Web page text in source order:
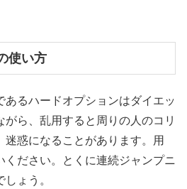
使い方
あるハードオプションはダイエッ
がら、乱用すると周りの人のコリ
迷惑になることがあります。用
ください。とくに連続ジャンプニ
ょう。